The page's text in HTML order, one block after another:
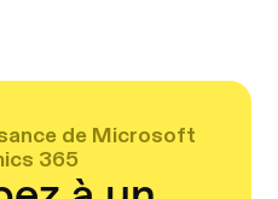
de Microsoft
365